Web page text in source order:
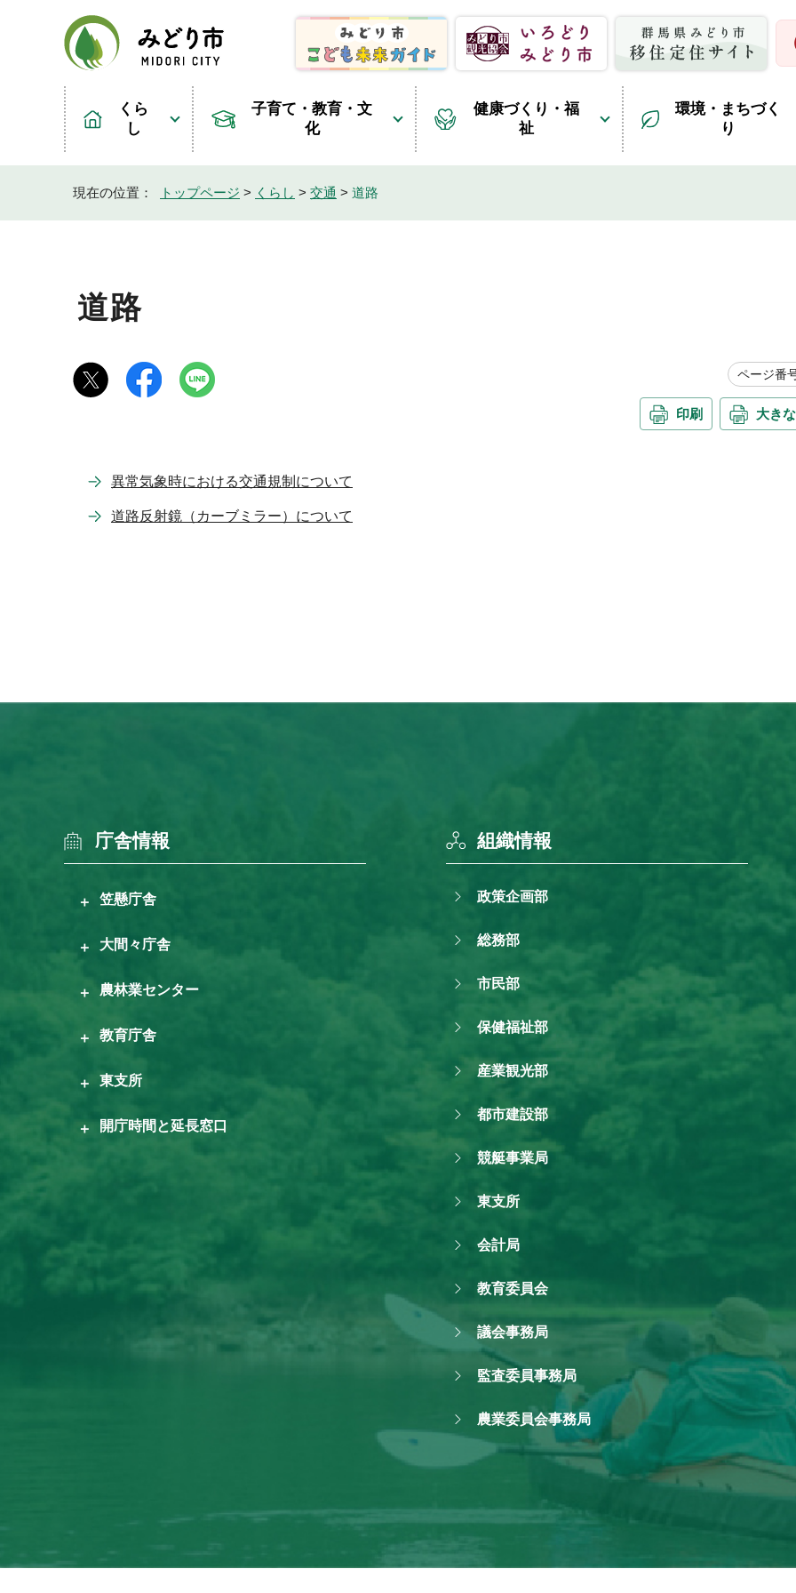
くら
し
子育て・教育・文
化
健康づくり・福
祉
環境・まちづく
り
現在の位置： トップページ > くらし > 交通 > 道路
道路
ページ番
印刷 大き
異常気象時における交通規制について
道路反射鏡（カーブミラー）について
庁舎情報
笠懸庁舎
大間々庁舎
農林業センター
教育庁舎
東支所
開庁時間と延長窓口
組織情報
政策企画部
総務部
市民部
保健福祉部
産業観光部
都市建設部
競艇事業局
東支所
会計局
教育委員会
議会事務局
監査委員事務局
農業委員会事務局